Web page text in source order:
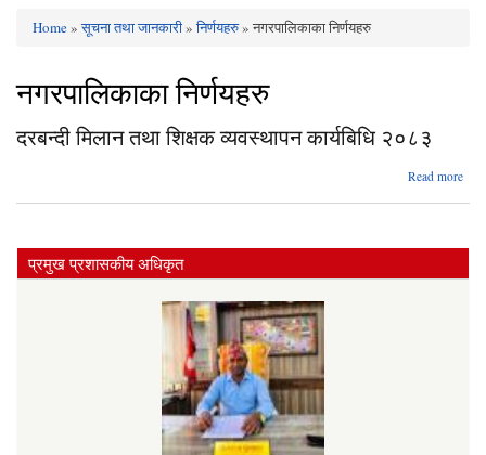
You are here
Home»सूचना तथा जानकारी»निर्णयहरु» नगरपालिकाका निर्णयहरु
नगरपालिकाका निर्णयहरु
दरबन्दी मिलान तथा शिक्षक व्यवस्थापन कार्यबिधि २०८३
Read more
प्रमुख प्रशासकीय अधिकृत